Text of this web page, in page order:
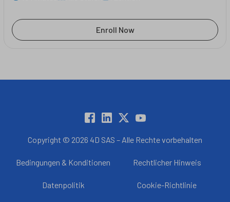
Enroll Now
Copyright © 2026 4D SAS – Alle Rechte vorbehalten
Bedingungen & Konditionen Rechtlicher Hinweis
Datenpolitik Cookie-Richtlinie